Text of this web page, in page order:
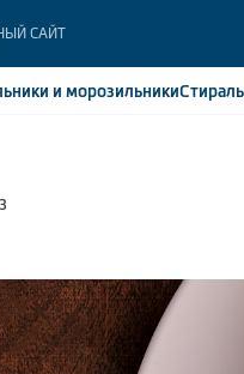
САЙТ
и морозильники
машины